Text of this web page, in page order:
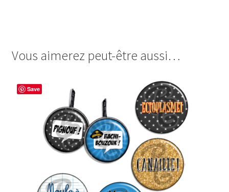
Vous aimerez peut-être aussi…
Save